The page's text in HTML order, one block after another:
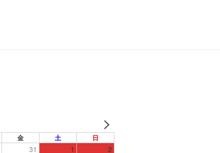
金 土 日
31 1 2